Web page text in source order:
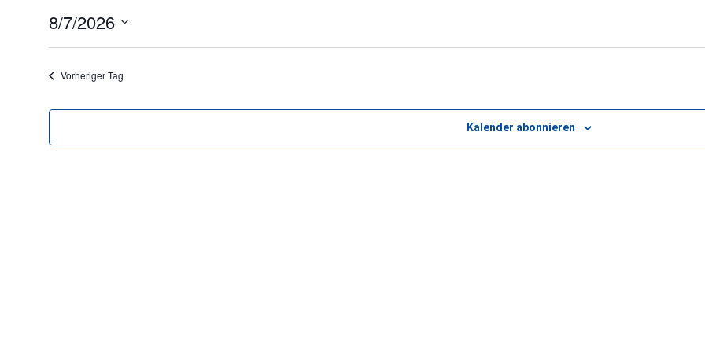
7,
2026
8/7/2026
Vorheriger Tag
Kalender abonnieren